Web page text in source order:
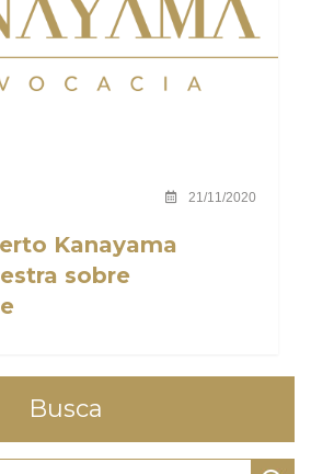
21/11/2020
Kanayama
sobre
Busca